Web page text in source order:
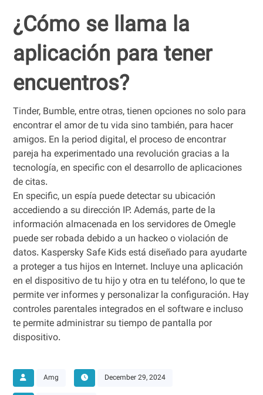
¿Cómo se llama la
aplicación para tener
encuentros?
Tinder, Bumble, entre otras, tienen opciones no solo para
encontrar el amor de tu vida sino también, para hacer
amigos. En la period digital, el proceso de encontrar
pareja ha experimentado una revolución gracias a la
tecnología, en specific con el desarrollo de aplicaciones
de citas.
En specific, un espía puede detectar su ubicación
accediendo a su dirección IP. Además, parte de la
información almacenada en los servidores de Omegle
puede ser robada debido a un hackeo o violación de
datos. Kaspersky Safe Kids está diseñado para ayudarte
a proteger a tus hijos en Internet. Incluye una aplicación
en el dispositivo de tu hijo y otra en tu teléfono, lo que te
permite ver informes y personalizar la configuración. Hay
controles parentales integrados en el software e incluso
te permite administrar su tiempo de pantalla por
dispositivo.
Amg December 29, 2024